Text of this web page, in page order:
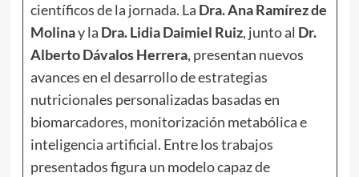
científicos de la jornada. La Dra. Ana Ramírez de
Molinay la Dra. Lidia Daimiel Ruiz, junto al Dr.
Alberto Dávalos Herrera, presentan nuevos
avances en el desarrollo de estrategias
nutricionales personalizadas basadas en
biomarcadores, monitorización metabólica e
inteligencia artificial. Entre los trabajos
presentados figura un modelo capaz de